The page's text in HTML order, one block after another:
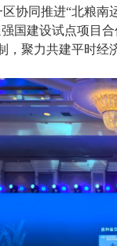
同推进“北粮南
国建设试点项目
，聚力共建平时经